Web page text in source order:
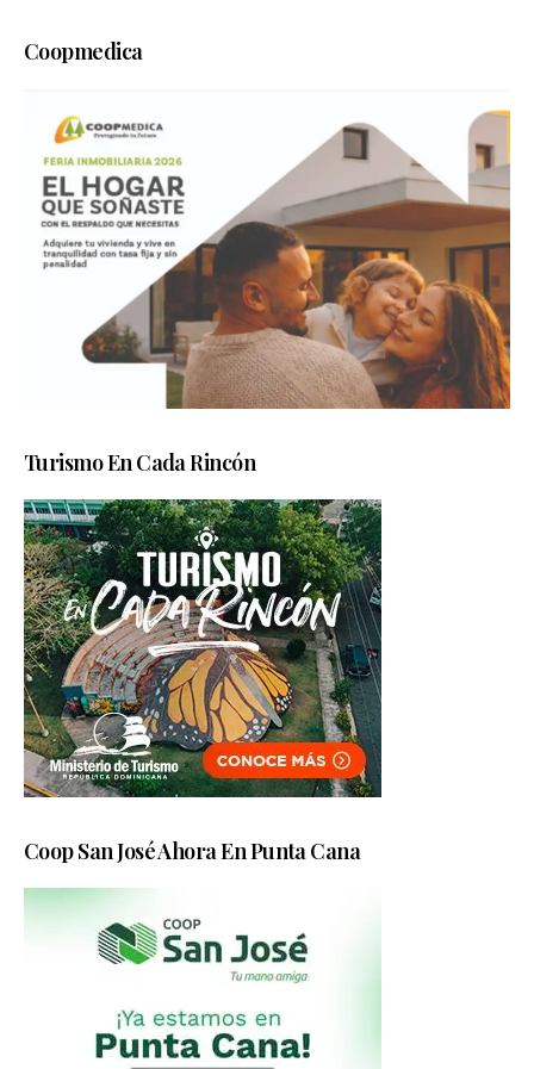
Coopmedica
Turismo En Cada Rincón
Coop San José Ahora En Punta Cana